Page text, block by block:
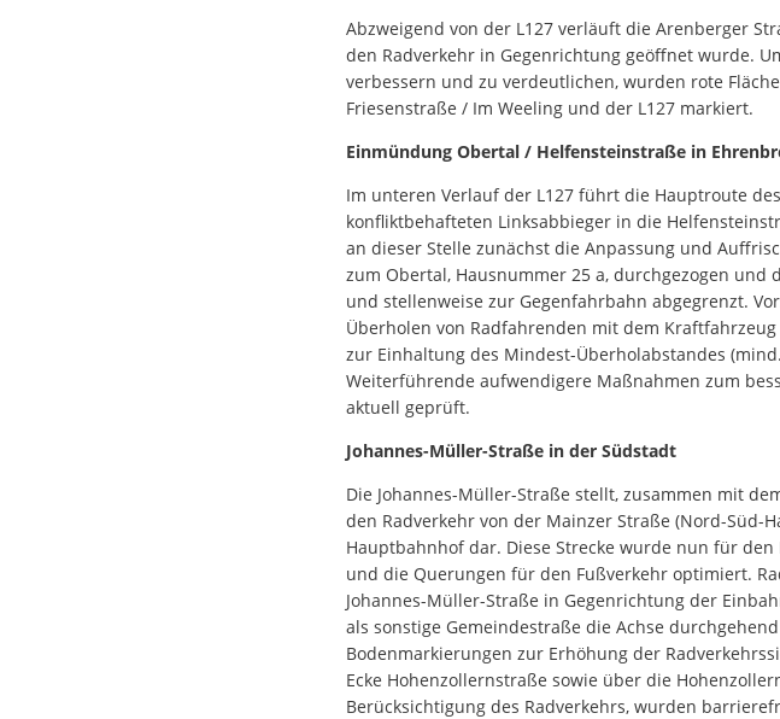
Abzweigend von der L127 verläuft die Arenberger
den Radverkehr in Gegenrichtung geöffnet wurde.
verbessern und zu verdeutlichen, wurden rote
Friesenstraße / Im Weeling und der L127 markiert.
Einmündung Obertal / Helfensteinstraße in
Im unteren Verlauf der L127 führt die Hauptroute
konfliktbehafteten Linksabbieger in die
an dieser Stelle zunächst die Anpassung und
zum Obertal, Hausnummer 25 a, durchgezogen
und stellenweise zur Gegenfahrbahn abgegrenzt.
Überholen von Radfahrenden mit dem
zur Einhaltung des Mindest-Überholabstandes
Weiterführende aufwendigere Maßnahmen zum
aktuell geprüft.
Johannes-Müller-Straße in der Südstadt
Die Johannes-Müller-Straße stellt, zusammen mit
den Radverkehr von der Mainzer Straße (Nord-Süd-
Hauptbahnhof dar. Diese Strecke wurde nun für
und die Querungen für den Fußverkehr optimiert.
Johannes-Müller-Straße in Gegenrichtung der
als sonstige Gemeindestraße die Achse
Bodenmarkierungen zur Erhöhung der
Ecke Hohenzollernstraße sowie über die
Berücksichtigung des Radverkehrs, wurden